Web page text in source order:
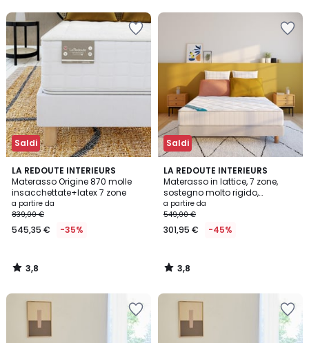
Saldi
LA REDOUTE INTERIEURS
Materasso Origine 870 molle
insacchettate+latex 7 zone
a partire da
839,00 €
545,35 € -35%
3,8
/ 5
3,8
/
Saldi
LA REDOUTE INTERIEURS
Materasso in lattice, 7 zone,
sostegno molto rigido,
superficie tonificante
a partire da
549,00 €
301,95 € -45%
3,8
/ 5
3,8
/